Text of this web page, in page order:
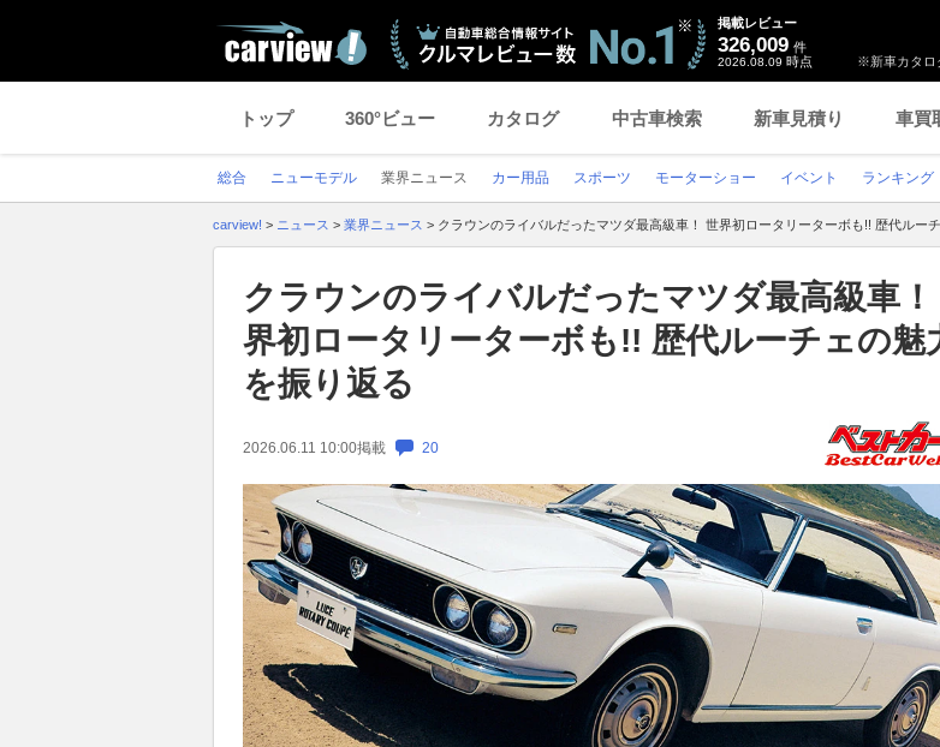
※新車カタロ
掲載レビュー
326,009 件
2026.08.09 時点
トップ 360°ビュー カタログ 中古車検索 新車見積り 車買
総合 ニューモデル 業界ニュース カー用品 スポーツ モーターショー イベント ランキング
carview! > ニュース > 業界ニュース > クラウンのライバルだったマツダ最高級車！ 世界初ロータリーターボも!! 歴代ルー
クラウンのライバルだったマツダ最高級車
界初ロータリーターボも!! 歴代ルーチェの魅
を振り返る
2026.06.11 10:00掲載 20